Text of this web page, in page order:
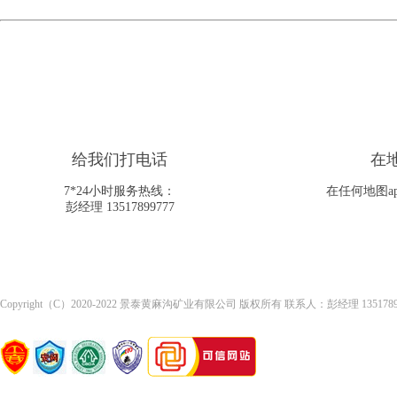
给我们打电话
7*24小时服务热线：
彭经理 13517899777
在
在任何地图
Copyright（C）2020-2022 景泰黄麻沟矿业有限公司 版权所有 联系人：彭经理